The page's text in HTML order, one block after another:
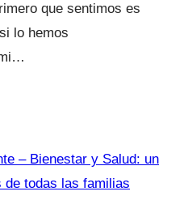
que sentimos es
lo hemos